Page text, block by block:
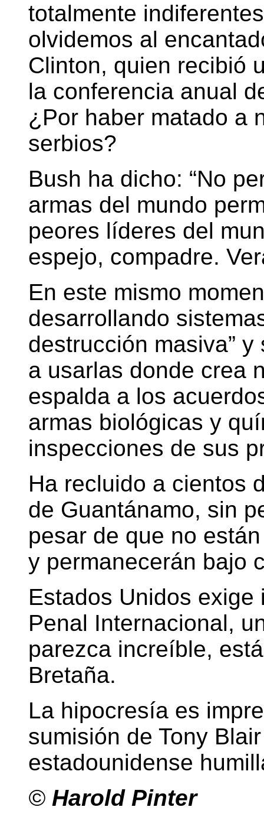
totalmente
olvidemos al
Clinton, quien recibió
la conferencia anual
¿Por haber matado a
serbios?
Bush ha dicho: “No
armas del mundo
peores líderes del
espejo, compadre.
En este mismo
desarrollando
destrucción masiva”
a usarlas donde crea
espalda a los
armas biológicas y
inspecciones de sus
Ha recluido a cientos
de Guantánamo, sin
pesar de que no
y permanecerán bajo
Estados Unidos
Penal Internacional,
parezca increíble,
Bretaña.
La hipocresía es
sumisión de Tony
estadounidense
© Harold Pinter